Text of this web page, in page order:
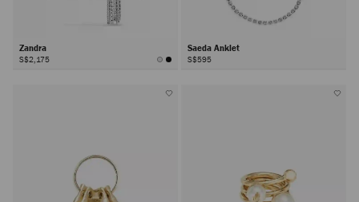
Zandra
S$2,175
Saeda Anklet
S$595